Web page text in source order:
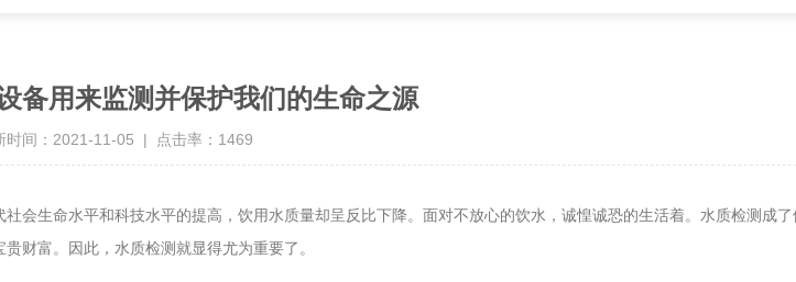
备用来监测并保护我们的生命之源
时间：2021-11-05 | 点击率：1469
会生命水平和科技水平的提高，饮用水质量却呈反比下降。面对不放心的饮水，诚惶诚恐的生活着。水质检测成
财富。因此，水质检测就显得尤为重要了。